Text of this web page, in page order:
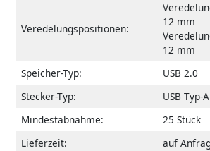
Veredelungspositionen:
12 mm
12 mm
Speicher-Typ:
USB 2.0
Stecker-Typ:
USB Typ-A
Mindestabnahme:
25 Stück
Lieferzeit:
auf